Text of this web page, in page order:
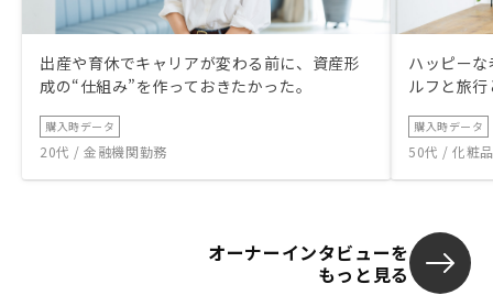
出産や育休でキャリアが変わる前に、資産形
成の“仕組み”を作っておきたかった。
購入時データ
20代 / 金融機関勤務
ハッピー
ルフと旅
購入時データ
50代 / 化粧
オーナーインタビューを
もっと見る